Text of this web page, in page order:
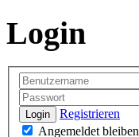
Login
Login
Registrieren
Angemeldet bleiben